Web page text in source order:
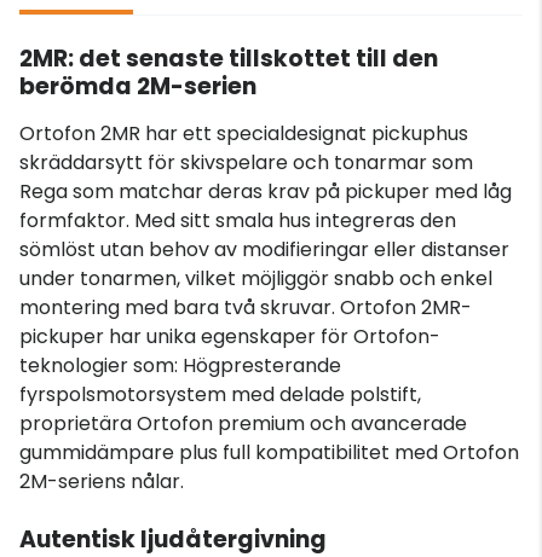
2MR: det senaste tillskottet till den
berömda 2M-serien
Ortofon 2MR har ett specialdesignat pickuphus
skräddarsytt för skivspelare och tonarmar som
Rega som matchar deras krav på pickuper med låg
formfaktor. Med sitt smala hus integreras den
sömlöst utan behov av modifieringar eller distanser
under tonarmen, vilket möjliggör snabb och enkel
montering med bara två skruvar. Ortofon 2MR-
pickuper har unika egenskaper för Ortofon-
teknologier som: Högpresterande
fyrspolsmotorsystem med delade polstift,
proprietära Ortofon premium och avancerade
gummidämpare plus full kompatibilitet med Ortofon
2M-seriens nålar.
Autentisk ljudåtergivning